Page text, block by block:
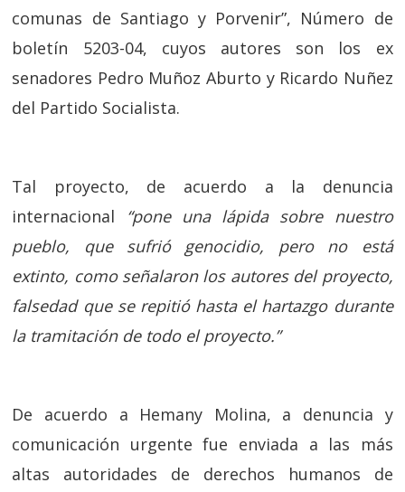
comunas de Santiago y Porvenir”, Número de
boletín 5203-04, cuyos autores son los ex
senadores Pedro Muñoz Aburto y Ricardo Nuñez
del Partido Socialista.
Tal proyecto, de acuerdo a la denuncia
internacional “pone una lápida sobre nuestro
pueblo, que sufrió genocidio, pero no está
extinto, como señalaron los autores del proyecto,
falsedad que se repitió hasta el hartazgo durante
la tramitación de todo el proyecto.”
De acuerdo a Hemany Molina, a denuncia y
comunicación urgente fue enviada a las más
altas autoridades de derechos humanos de